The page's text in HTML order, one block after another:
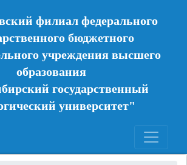
филиал федерального
бюджетного
учреждения высшего
образования
государственный
университет"